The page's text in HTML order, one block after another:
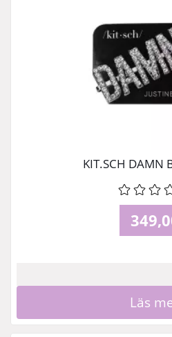
KIT.SCH DAMN
Läs